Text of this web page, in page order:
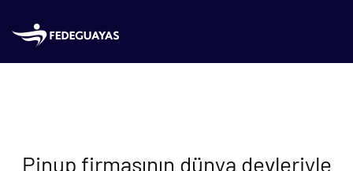
Skip to main content
Pinup firmasının dünya devleriyle